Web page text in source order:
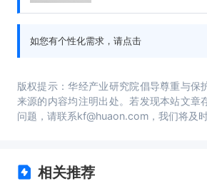
国进出口贸易行业发展
如您有个性化需求，请点击
版权提示：华经产业研究院倡导尊重与保
来源的内容均注明出处。若发现本站文章
问题，请联系kf@huaon.com，我们将及时
相关推荐